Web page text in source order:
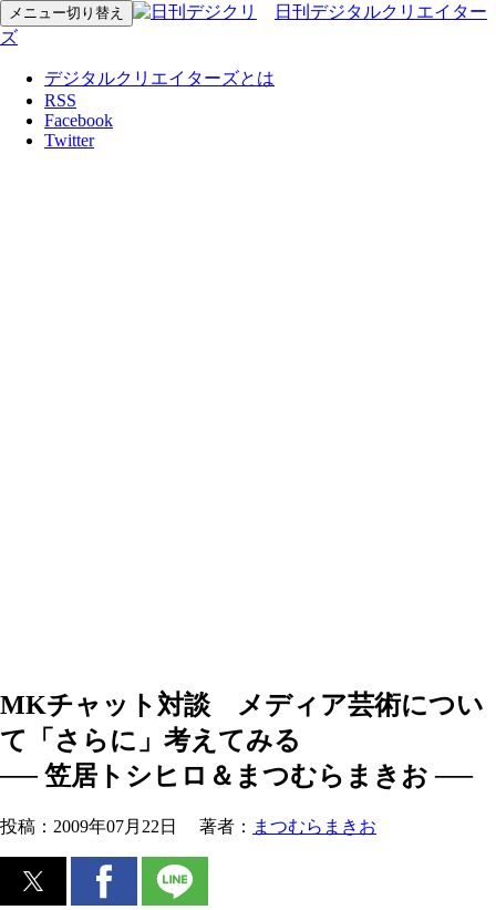
メニュー切り替え
日刊デジタルクリエイター
ズ
デジタルクリエイターズとは
RSS
Facebook
Twitter
MKチャット対談 メディア芸術につい
て「さらに」考えてみる
── 笠居トシヒロ＆まつむらまきお ──
投稿： 2009年07月22日 著者： まつむらまきお